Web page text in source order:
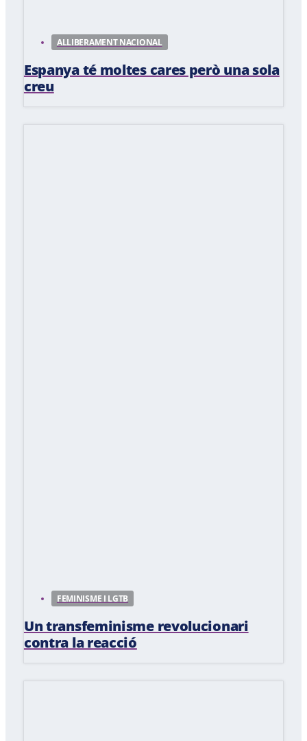
ALLIBERAMENT NACIONAL
Espanya té moltes cares però una sola
creu
FEMINISME I LGTB
Un transfeminisme revolucionari
contra la reacció